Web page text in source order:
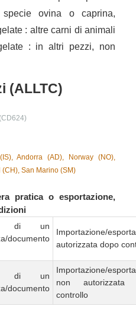
ovina o caprina,
: altre carni di animali
: in altri pezzi, non
(ALLTC)
Andorra (AD), Norway (NO),
San Marino (SM)
pratica o esportazione,
di un
documento
Importazione/
autorizzata dopo
di un
documento
Importazione/
non autorizzata
controllo